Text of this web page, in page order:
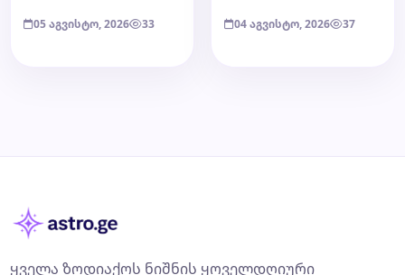
05 აგვისტო, 2026 33 04 აგვისტო, 2026 37
ყველა ზოდიაქოს ნიშნის ყოველდღიური